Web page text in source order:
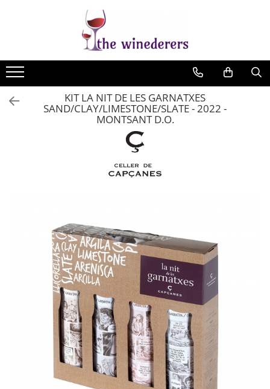
KIT LA NIT DE LES GARNATXES
SAND/CLAY/LIMESTONE/SLATE - 2022 -
MONTSANT D.O.